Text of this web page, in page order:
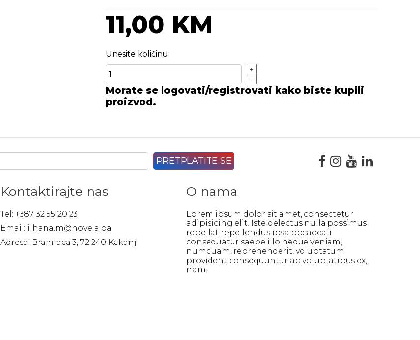
11,00 KM
Unesite količinu:
+
-
Morate se logovati/registrovati kako biste kupili
proizvod.
Kontaktirajte nas
Tel: +387 32 55 20 23
Email: ilhana.m@novela.ba
Adresa: Branilaca 3, 72 240 Kakanj
O nama
Lorem ipsum dolor sit amet, consectetur
adipisicing elit. Iste delectus nulla possimus
repellat repellendus ipsa obcaecati
consequatur saepe illo neque veniam,
numquam, reprehenderit, voluptatum
provident consequuntur ab voluptatibus ex,
nam.